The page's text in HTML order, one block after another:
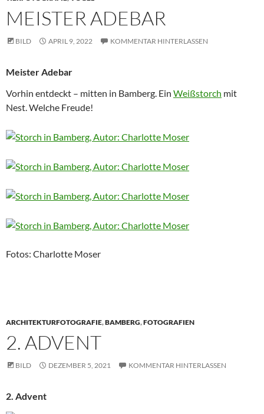
MEISTER ADEBAR
BILD APRIL 9, 2022 KOMMENTAR HINTERLASSEN
Meister Adebar
Vorhin entdeckt – mitten in Bamberg. Ein Weißstorch mit
Nest. Welche Freude!
Fotos: Charlotte Moser
ARCHITEKTURFOTOGRAFIE,BAMBERG,FOTOGRAFIEN
2. ADVENT
BILD DEZEMBER 5, 2021 KOMMENTAR HINTERLASSEN
2. Advent